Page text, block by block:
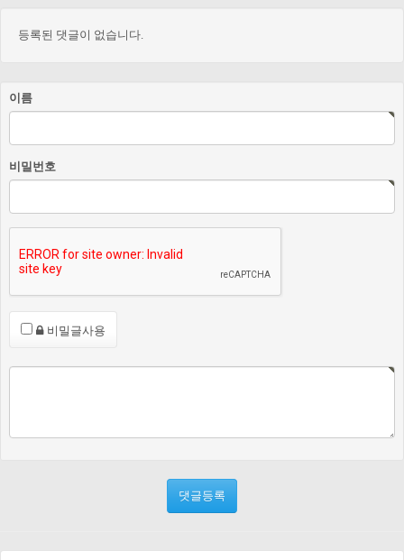
등록된 댓글이 없습니다.
이름
비밀번호
비밀글사용